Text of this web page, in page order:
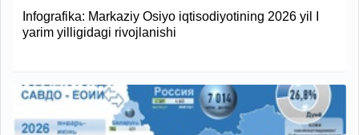
Infografika: Markaziy Osiyo iqtisodiyotining 2026 yil I
yarim yilligidagi rivojlanishi